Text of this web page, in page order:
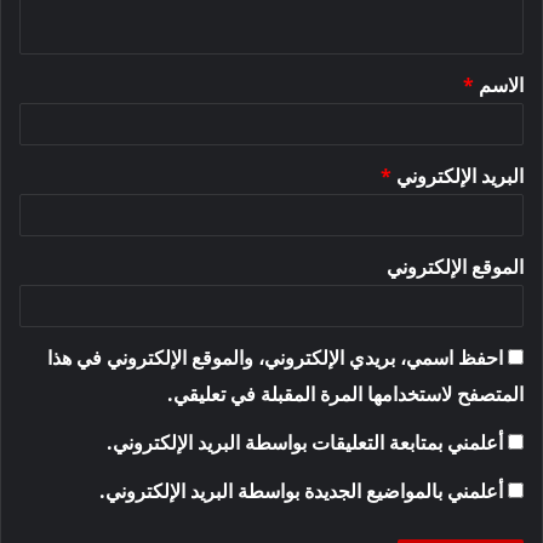
*
الاسم *
البريد الإلكتروني *
الموقع الإلكتروني
احفظ اسمي، بريدي الإلكتروني، والموقع الإلكتروني في هذا
المتصفح لاستخدامها المرة المقبلة في تعليقي.
أعلمني بمتابعة التعليقات بواسطة البريد الإلكتروني.
أعلمني بالمواضيع الجديدة بواسطة البريد الإلكتروني.